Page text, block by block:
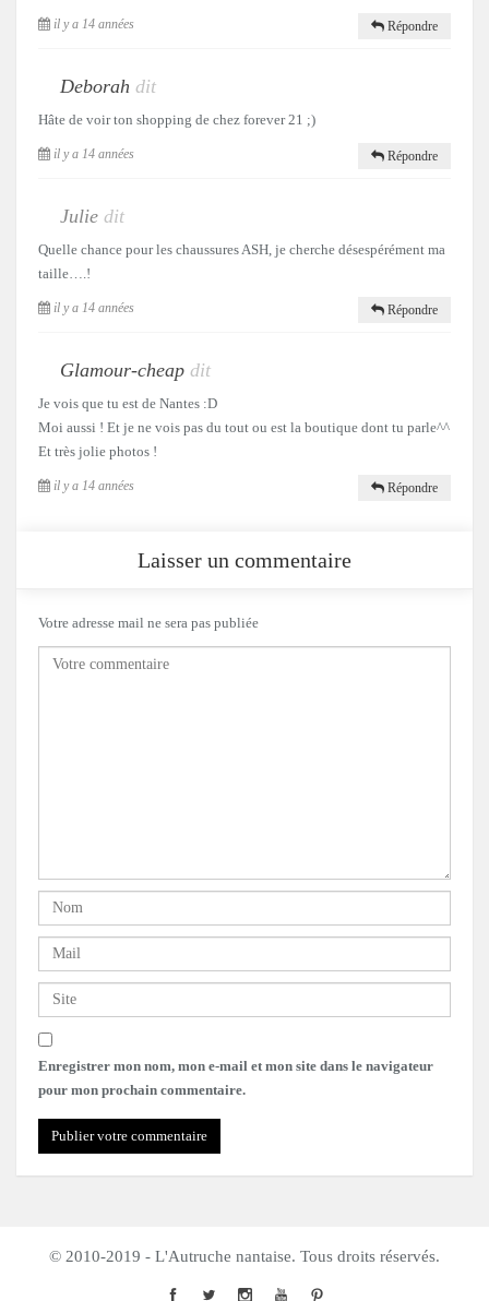
il y a 14 années Répondre
Deborah dit
Hâte de voir ton shopping de chez forever 21 ;)
il y a 14 années Répondre
Julie dit
Quelle chance pour les chaussures ASH, je cherche désespérément ma
taille….!
il y a 14 années Répondre
Glamour-cheap dit
Je vois que tu est de Nantes :D
Moi aussi ! Et je ne vois pas du tout ou est la boutique dont tu parle^^
Et très jolie photos !
il y a 14 années Répondre
Laisser un commentaire
Votre adresse mail ne sera pas publiée
Enregistrer mon nom, mon e-mail et mon site dans le navigateur
pour mon prochain commentaire.
© 2010-2019 - L'Autruche nantaise. Tous droits réservés.